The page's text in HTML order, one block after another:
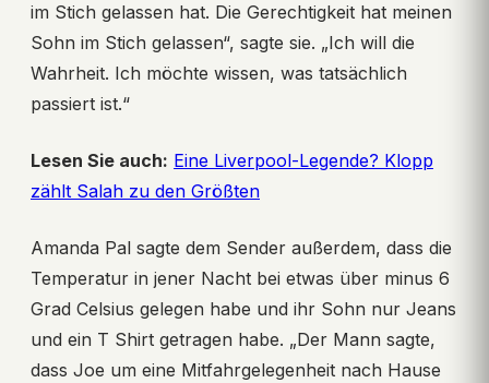
im Stich gelassen hat. Die Gerechtigkeit hat meinen
Sohn im Stich gelassen“, sagte sie. „Ich will die
Wahrheit. Ich möchte wissen, was tatsächlich
passiert ist.“
Lesen Sie auch: Eine Liverpool-Legende? Klopp
zählt Salah zu den Größten
Amanda Pal sagte dem Sender außerdem, dass die
Temperatur in jener Nacht bei etwas über minus 6
Grad Celsius gelegen habe und ihr Sohn nur Jeans
und ein T Shirt getragen habe. „Der Mann sagte,
dass Joe um eine Mitfahrgelegenheit nach Hause